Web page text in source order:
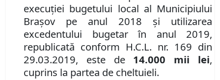
execuţiei bugetului local al Municipiului
Braşov pe anul 2018 şi utilizarea
excedentului bugetar în anul 2019,
republicată conform H.C.L. nr. 169 din
29.03.2019, este de 14.000 mii lei,
cuprins la partea de cheltuieli.